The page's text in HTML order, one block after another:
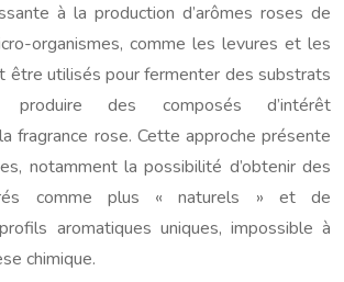
à la production d’arômes roses de
organismes, comme les levures et les
être utilisés pour fermenter des substrats
des composés d’intérêt
fragrance rose. Cette approche présente
notamment la possibilité d’obtenir des
comme plus « naturels » et de
aromatiques uniques, impossible à
chimique.